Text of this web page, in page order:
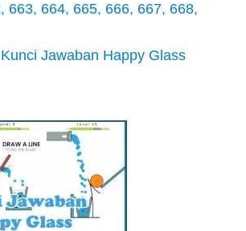
663, 664, 665, 666, 667, 668,
Kunci Jawaban Happy Glass